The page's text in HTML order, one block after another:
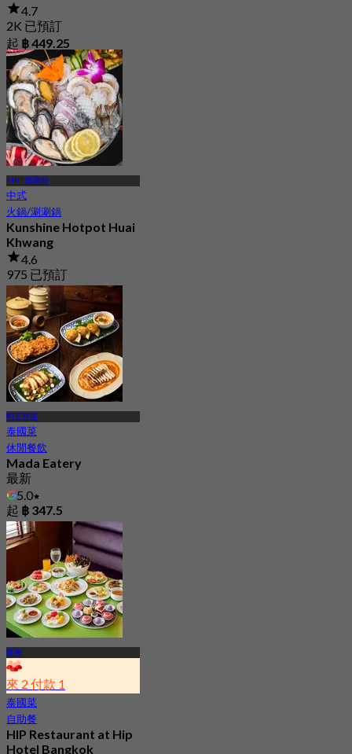
4.7
2K 已預訂
起 ฿ 449.25
MRT 匯權站
中式
火鍋/涮涮鍋
Kunshine Hotpot Huai
Khwang
4.6
975 已預訂
฿ 482
帕宏裕庭
泰國菜
休閒餐飲
Mada Eatery
最新
5.0
起 ฿ 347.5
匯權
來 2 付款 1
泰國菜
自助餐
HIP Restaurant at Hip
Hotel Bangkok